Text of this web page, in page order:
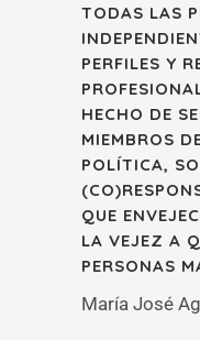
TODAS LAS
PERFILES Y
HECHO DE
MIEMBROS
POLÍTICA,
QUE
LA VEJEZ A
PERSONAS
María José